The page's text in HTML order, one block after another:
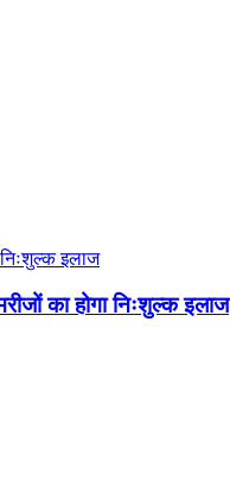
का होगा निःशुल्क इलाज